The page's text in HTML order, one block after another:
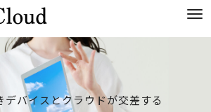
デバイスとクラウドが交差する